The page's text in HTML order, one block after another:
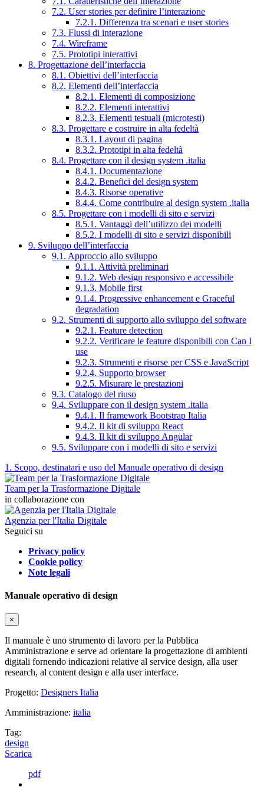
7.2. User stories per definire l’interazione
7.2.1. Differenza tra scenari e user stories
7.3. Flussi di interazione
7.4. Wireframe
7.5. Prototipi interattivi
8. Progettazione dell’interfaccia
8.1. Obiettivi dell’interfaccia
8.2. Elementi dell’interfaccia
8.2.1. Elementi di composizione
8.2.2. Elementi interattivi
8.2.3. Elementi testuali (microtesti)
8.3. Progettare e costruire in alta fedeltà
8.3.1. Layout di pagina
8.3.2. Prototipi in alta fedeltà
8.4. Progettare con il design system .italia
8.4.1. Documentazione
8.4.2. Benefici del design system
8.4.3. Risorse operative
8.4.4. Come contribuire al design system .italia
8.5. Progettare con i modelli di sito e servizi
8.5.1. Vantaggi dell’utilizzo dei modelli
8.5.2. I modelli di sito e servizi disponibili
9. Sviluppo dell’interfaccia
9.1. Approccio allo sviluppo
9.1.1. Attività preliminari
9.1.2. Web design responsivo e accessibile
9.1.3. Mobile first
9.1.4. Progressive enhancement e Graceful
degradation
9.2. Strumenti di supporto allo sviluppo del software
9.2.1. Feature detection
9.2.2. Verificare le feature disponibili con Can I
use
9.2.3. Strumenti e risorse per CSS e JavaScript
9.2.4. Supporto browser
9.2.5. Misurare le prestazioni
9.3. Catalogo del riuso
9.4. Sviluppare con il design system .italia
9.4.1. Il framework Bootstrap Italia
9.4.2. Il kit di sviluppo React
9.4.3. Il kit di sviluppo Angular
9.5. Sviluppare con i modelli di sito e servizi
1. Scopo, destinatari e uso del Manuale operativo di design
Team per la Trasformazione Digitale
in collaborazione con
Agenzia per l'Italia Digitale
Seguici su
Privacy policy
Cookie policy
Note legali
Manuale operativo di design
×
Il manuale è uno strumento di lavoro per la Pubblica
Amministrazione e serve ad orientare la progettazione di ambienti
digitali fornendo indicazioni relative al service design, alla user
research, al content design e alla user interface.
Progetto: Designers Italia
Amministrazione: italia
Tag:
design
Scarica
pdf